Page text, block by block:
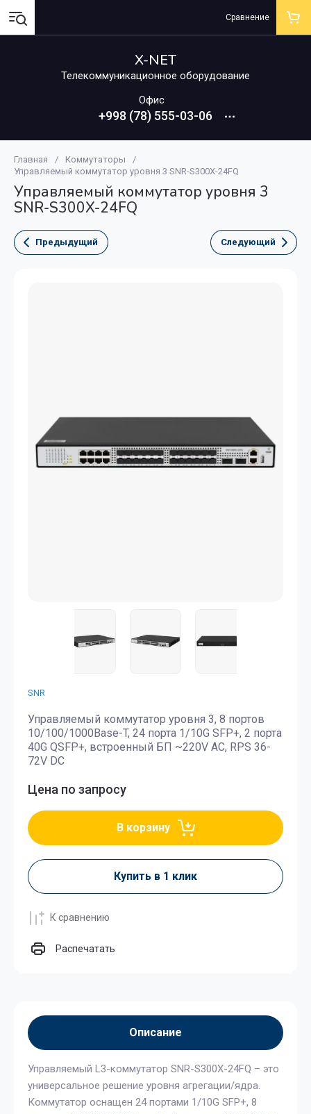
X-NET
Телекоммуникационное оборудование
Офис
+998 (78) 555-03-06
Сравнение
Главная / Коммутаторы
/
Управляемый коммутатор уровня 3 SNR-S300X-24FQ
Управляемый коммутатор уровня 3
SNR-S300X-24FQ
Предыдущий Следующий
SNR
Управляемый коммутатор уровня 3, 8 портов
10/100/1000Base-T, 24 порта 1/10G SFP+, 2 порта
40G QSFP+, встроенный БП ~220V AC, RPS 36-
72V DC
Цена по запросу
В корзину
Купить в 1 клик
К сравнению
Распечатать
Описание
Управляемый L3-коммутатор SNR-S300X-24FQ – это
универсальное решение уровня агрегации/ядра.
Коммутатор оснащен 24 портами 1/10G SFP+, 8